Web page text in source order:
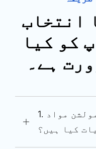
انتخاب
کو کیا
ہے۔
1. آپ کے ٹونر اور ایمولشن مواد
کیا ہیں؟